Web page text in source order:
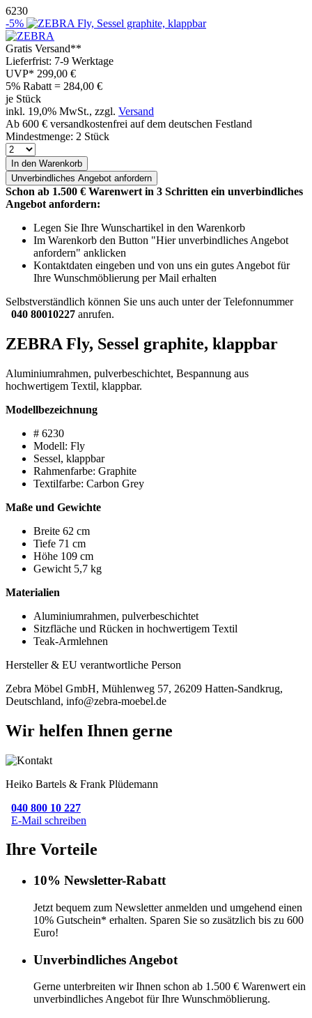
6230
-5%
Gratis Versand**
Lieferfrist: 7-9 Werktage
UVP* 299,00 €
5% Rabatt = 284,00 €
je Stück
inkl. 19,0% MwSt., zzgl. Versand
Ab 600 € versandkostenfrei auf dem deutschen Festland
Mindestmenge: 2 Stück
In den Warenkorb
Unverbindliches Angebot anfordern
Schon ab 1.500 € Warenwert in 3 Schritten ein unverbindliches
Angebot anfordern:
Legen Sie Ihre Wunschartikel in den Warenkorb
Im Warenkorb den Button "Hier unverbindliches Angebot
anfordern" anklicken
Kontaktdaten eingeben und von uns ein gutes Angebot für
Ihre Wunschmöblierung per Mail erhalten
Selbstverständlich können Sie uns auch unter der Telefonnummer
040 80010227 anrufen.
ZEBRA Fly, Sessel graphite, klappbar
Aluminiumrahmen, pulverbeschichtet, Bespannung aus
hochwertigem Textil, klappbar.
Modellbezeichnung
# 6230
Modell: Fly
Sessel, klappbar
Rahmenfarbe: Graphite
Textilfarbe: Carbon Grey
Maße und Gewichte
Breite 62 cm
Tiefe 71 cm
Höhe 109 cm
Gewicht 5,7 kg
Materialien
Aluminiumrahmen, pulverbeschichtet
Sitzfläche und Rücken in hochwertigem Textil
Teak-Armlehnen
Hersteller & EU verantwortliche Person
Zebra Möbel GmbH, Mühlenweg 57, 26209 Hatten-Sandkrug,
Deutschland, info@zebra-moebel.de
Wir helfen Ihnen gerne
Heiko Bartels & Frank Plüdemann
040 800 10 227
E-Mail schreiben
Ihre Vorteile
10% Newsletter-Rabatt
Jetzt bequem zum Newsletter anmelden und umgehend einen
10% Gutschein* erhalten. Sparen Sie so zusätzlich bis zu 600
Euro!
Unverbindliches Angebot
Gerne unterbreiten wir Ihnen schon ab 1.500 € Warenwert ein
unverbindliches Angebot für Ihre Wunschmöblierung.